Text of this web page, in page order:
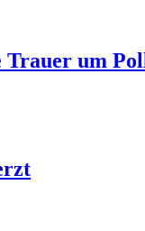
Trauer um